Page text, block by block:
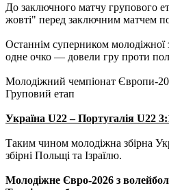
До заключного матчу групового
жовті" перед заключним матчем
Останнім суперником молодіжної
одне очко — довели гру проти
Молодіжний чемпіонат Європи-
Груповий етап
Україна U22 – Португалія U22
Таким чином молодіжна збірна
збірні Польщі та Ізраїлю.
Молодіжне Євро-2026 з